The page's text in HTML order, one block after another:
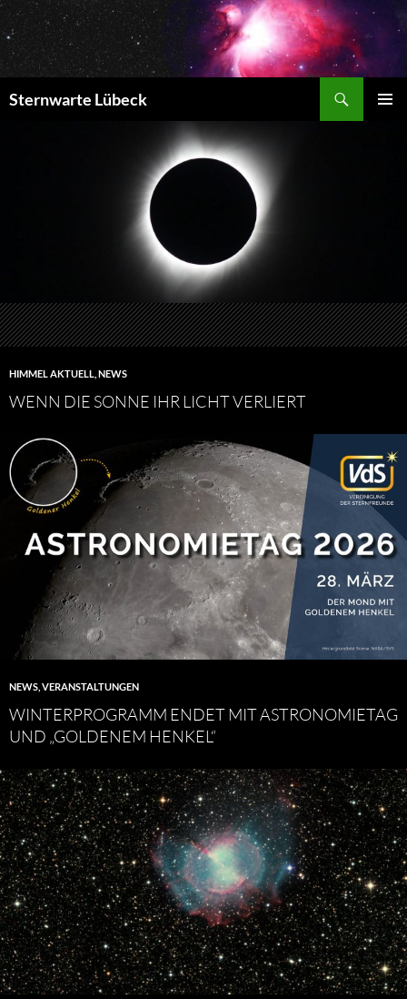
Zum
Inhalt
springen
Sternwarte Lübeck
HIMMEL AKTUELL NEWS
WENN DIE SONNE IHR LICHT VERLIERT
NEWS VERANSTALTUNGEN
WINTERPROGRAMM ENDET MIT ASTRONOMIETAG
UND „GOLDENEM HENKEL“